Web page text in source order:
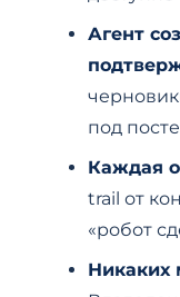
Агент
под
Каждая
trail от
«робот
Никаких